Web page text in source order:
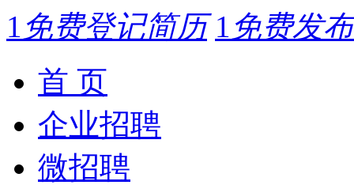
1 免费登记简历 1 免费发
首 页
企业招聘
微招聘